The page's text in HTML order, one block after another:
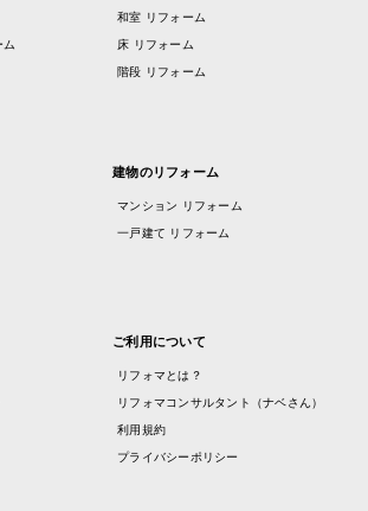
和室 リフォーム
床 リフォーム
階段 リフォーム
建物のリフォーム
マンション リフォーム
一戸建て リフォーム
ご利用について
リフォマとは？
リフォマコンサルタント（ナベさん）
利用規約
プライバシーポリシー